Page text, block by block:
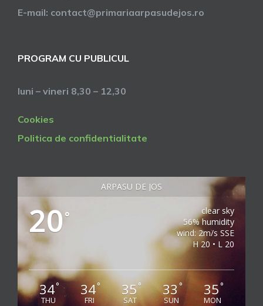
E-mail: contact@primariaarpasudejos.ro
PROGRAM CU PUBLICUL
luni – vineri 8,30 – 12,30
Cookies
Politica de confidentialitate
ARPASU DE JOS
20°
clear sky
56% humidity
wind: 2m/s SSE
H 20 • L 20
34°
THU
34°
FRI
35°
SAT
33°
SUN
35°
MON